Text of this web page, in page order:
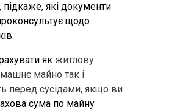
наслідки для споживача
ним обов’язків,
договором
повідомлення про
страхового випадку
причин та
сплату страхової
її наступної частини
підкаже, які документи
щодо
як житлову
майно так і
перед сусідами, якщо ви
сума по майну